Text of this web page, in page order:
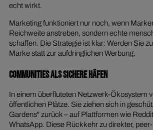
echt wirkt.
Marketing funktioniert nur noch, wenn
Reichweite anstreben, sondern echte
schaffen. Die Strategie ist klar: Werden Sie
Marke statt zur aufdringlichen Werbung.
Communities als sichere Häfen
In einem überfluteten Netzwerk-Ökosystem
öffentlichen Plätze. Sie ziehen sich in
Gardens" zurück – auf Plattformen wie
WhatsApp. Diese Rückkehr zu direkter,